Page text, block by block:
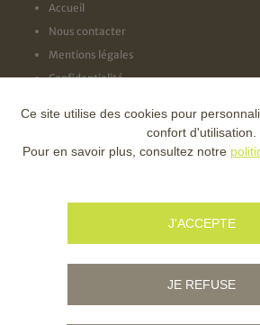
Accueil
Nous contacter
Mentions légales
Confidentialité
NOS LABELS
Ce site utilise des cookies pour
confort d'utilisation.
Pour en savoir plus, consultez notre
J'ACCEPTE
JE REFUSE